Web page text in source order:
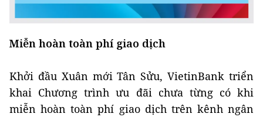
Miễn hoàn toàn phí giao dịch
Khởi đầu Xuân mới Tân Sửu, VietinBank triển
khai Chương trình ưu đãi chưa từng có khi
miễn hoàn toàn phí giao dịch trên kênh ngân